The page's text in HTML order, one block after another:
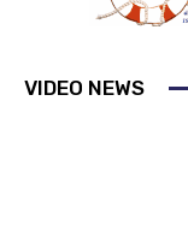
VIDEO NEWS